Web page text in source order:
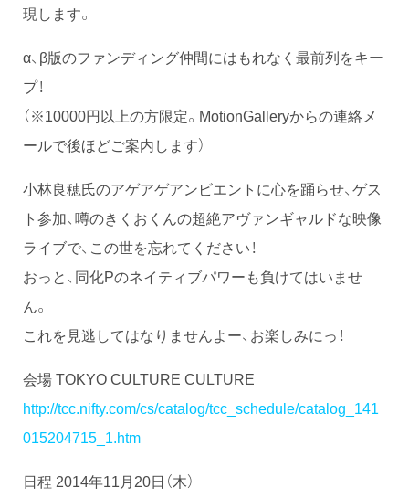
現します。
α、β版のファンディング仲間にはもれなく最前列をキー
プ！
（※10000円以上の方限定。MotionGalleryからの連絡メ
ールで後ほどご案内します）
小林良穂氏のアゲアゲアンビエントに心を踊らせ、ゲス
ト参加、噂のきくおくんの超絶アヴァンギャルドな映像
ライブで、この世を忘れてください！
おっと、同化Pのネイティブパワーも負けてはいませ
ん。
これを見逃してはなりませんよー、お楽しみにっ！
会場 TOKYO CULTURE CULTURE
http://tcc.nifty.com/cs/catalog/tcc_schedule/catalog_141
015204715_1.htm
日程 2014年11月20日（木）